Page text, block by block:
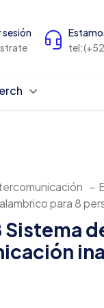
sesión
-
para 8
Sistema